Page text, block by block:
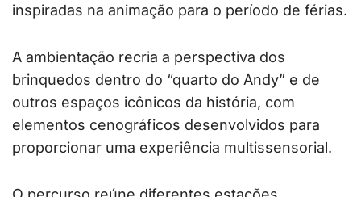
inspiradas na animação para o período de férias.
A ambientação recria a perspectiva dos
brinquedos dentro do “quarto do Andy” e de
outros espaços icônicos da história, com
elementos cenográficos desenvolvidos para
proporcionar uma experiência multissensorial.